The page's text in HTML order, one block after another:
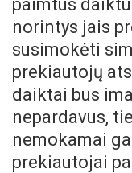
paimtus
norintys jais
susimokėti
prekiautojų
daiktai bus
nepardavus,
nemokamai
prekiautojai